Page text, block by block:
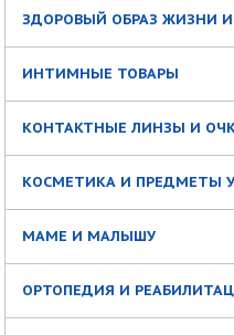
ЗДОРОВЫЙ ОБРАЗ ЖИЗНИ
ИНТИМНЫЕ ТОВАРЫ
КОНТАКТНЫЕ ЛИНЗЫ И
КОСМЕТИКА И ПРЕДМЕТЫ
МАМЕ И МАЛЫШУ
ОРТОПЕДИЯ И